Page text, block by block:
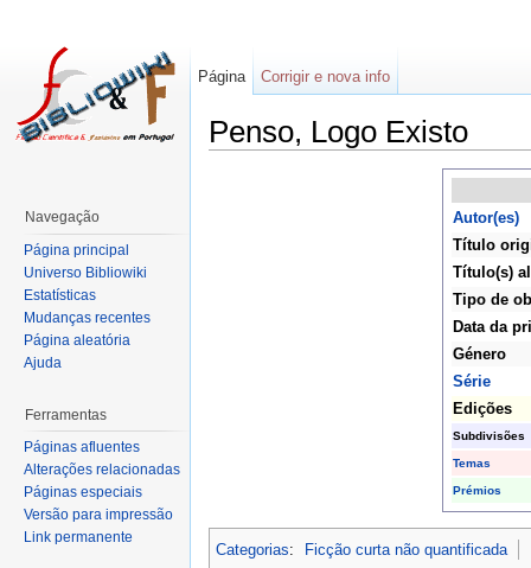
Penso, Logo Existo
Autor(es)
Título
Título(s)
Tipo de
Data da
Género
Série
Edições
Subdivisões
Temas
Prémios
Categorias: Ficção curta não quantificada
Página Corrigir e nova info
Navegação
Página principal
Universo Bibliowiki
Estatísticas
Mudanças recentes
Página aleatória
Ajuda
Ferramentas
Páginas afluentes
Alterações relacionadas
Páginas especiais
Versão para impressão
Link permanente